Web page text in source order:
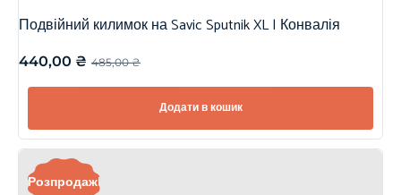
Подвійний килимок на Savic Sputnik XL | Конвалія
485,00₴
440,00 ₴
Додати в кошик
Розпродаж!